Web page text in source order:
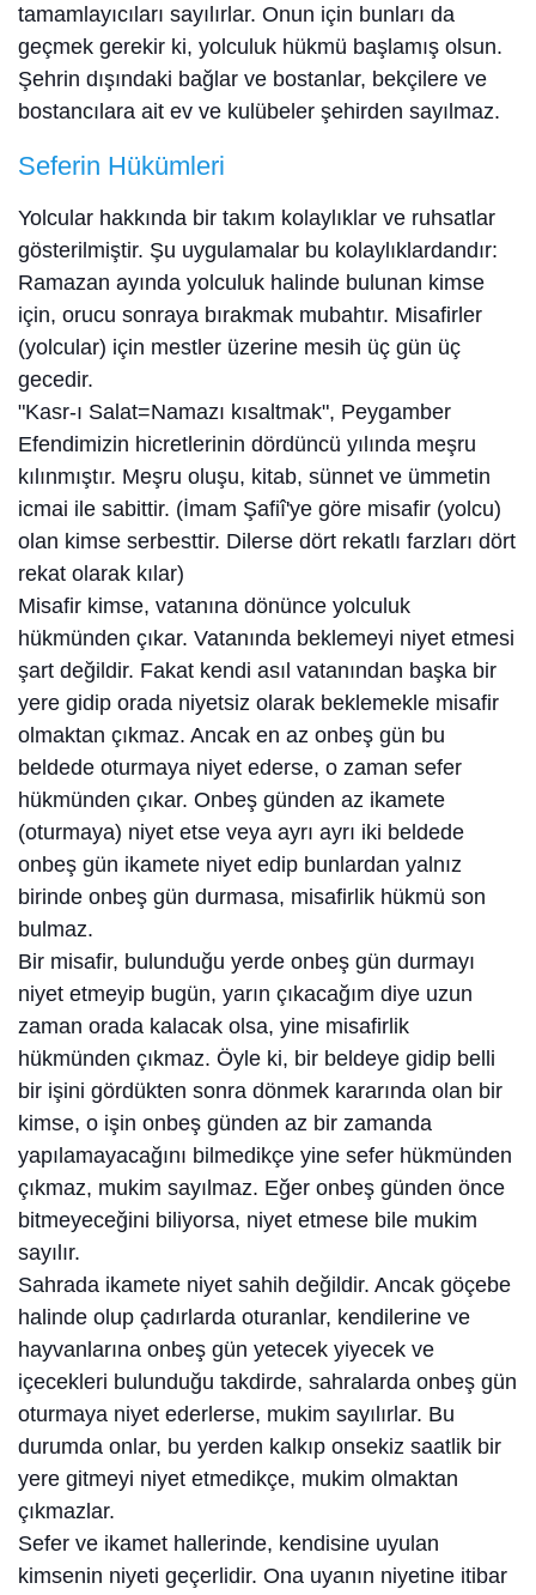
tamamlayıcıları sayılırlar. Onun için bunları da
geçmek gerekir ki, yolculuk hükmü başlamış olsun.
Şehrin dışındaki bağlar ve bostanlar, bekçilere ve
bostancılara ait ev ve kulübeler şehirden sayılmaz.
Seferin Hükümleri
Yolcular hakkında bir takım kolaylıklar ve ruhsatlar
gösterilmiştir. Şu uygulamalar bu kolaylıklardandır:
Ramazan ayında yolculuk halinde bulunan kimse
için, orucu sonraya bırakmak mubahtır. Misafirler
(yolcular) için mestler üzerine mesih üç gün üç
gecedir.
"Kasr-ı Salat=Namazı kısaltmak", Peygamber
Efendimizin hicretlerinin dördüncü yılında meşru
kılınmıştır. Meşru oluşu, kitab, sünnet ve ümmetin
icmai ile sabittir. (İmam Şafiî'ye göre misafir (yolcu)
olan kimse serbesttir. Dilerse dört rekatlı farzları dört
rekat olarak kılar)
Misafir kimse, vatanına dönünce yolculuk
hükmünden çıkar. Vatanında beklemeyi niyet etmesi
şart değildir. Fakat kendi asıl vatanından başka bir
yere gidip orada niyetsiz olarak beklemekle misafir
olmaktan çıkmaz. Ancak en az onbeş gün bu
beldede oturmaya niyet ederse, o zaman sefer
hükmünden çıkar. Onbeş günden az ikamete
(oturmaya) niyet etse veya ayrı ayrı iki beldede
onbeş gün ikamete niyet edip bunlardan yalnız
birinde onbeş gün durmasa, misafirlik hükmü son
bulmaz.
Bir misafir, bulunduğu yerde onbeş gün durmayı
niyet etmeyip bugün, yarın çıkacağım diye uzun
zaman orada kalacak olsa, yine misafirlik
hükmünden çıkmaz. Öyle ki, bir beldeye gidip belli
bir işini gördükten sonra dönmek kararında olan bir
kimse, o işin onbeş günden az bir zamanda
yapılamayacağını bilmedikçe yine sefer hükmünden
çıkmaz, mukim sayılmaz. Eğer onbeş günden önce
bitmeyeceğini biliyorsa, niyet etmese bile mukim
sayılır.
Sahrada ikamete niyet sahih değildir. Ancak göçebe
halinde olup çadırlarda oturanlar, kendilerine ve
hayvanlarına onbeş gün yetecek yiyecek ve
içecekleri bulunduğu takdirde, sahralarda onbeş gün
oturmaya niyet ederlerse, mukim sayılırlar. Bu
durumda onlar, bu yerden kalkıp onsekiz saatlik bir
yere gitmeyi niyet etmedikçe, mukim olmaktan
çıkmazlar.
Sefer ve ikamet hallerinde, kendisine uyulan
kimsenin niyeti geçerlidir. Ona uyanın niyetine itibar